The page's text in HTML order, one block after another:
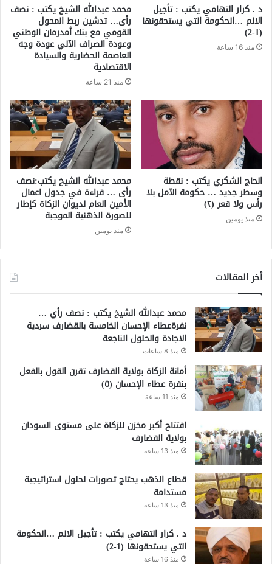
د . كرار التهامي يكتب : تأجيل
الالم …الحكومة التي يستحقونها
(1-2)
منذ 16 ساعة
محمد عبدالله الشيخ يكتب : نصف
رأى… تدشين ربط المحول
القومي مع بنك أمدرمان الوطني
وعودة الصراف الآلي عودة وجه
العاصمة الحضارية والسيادة
الاقتصادية
منذ 21 ساعة
الحاج الشكري يكتب : نقطة
وسطر جديد … حكومة الآمل بلا
رأس ولا قعر (٢)
منذ يومين
محمد عبدالله الشيخ يكتب:نصف
رأى … قراءة في جدول اعمال
الأمين العام لديوان الزكاة كإطار
للصورة الذهنية الموجبة
منذ يومين
أخر المقالات
محمد عبدالله الشيخ يكتب : نصف رأي …
نفرةعطاء الإحسان الخامسة بالقضارف سردية
الاجادة والحلول الناجعة
منذ 8 ساعات
أمانة الزكاة بولاية القضارف تقرن القول بالفعل
بنفرة عطاء الإحسان (٥)
منذ 11 ساعة
افتتاح أكبر مخزن للزكاة على مستوى السودان
بولاية القضارف
منذ 13 ساعة
قطاع الذهب يحتاج تصورات لحلول استراتيجية
مستدامة
منذ 13 ساعة
د . كرار التهامي يكتب : تأجيل الالم …الحكومة
التي يستحقونها (1-2)
منذ 16 ساعة